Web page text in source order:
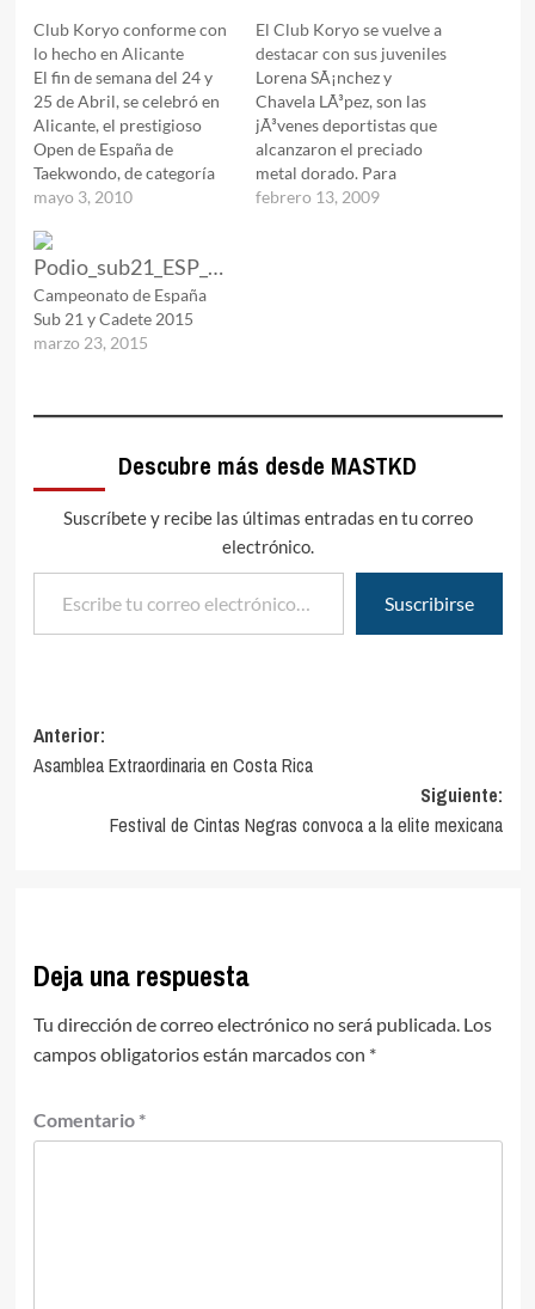
Club Koryo conforme con
lo hecho en Alicante
El fin de semana del 24 y
25 de Abril, se celebró en
Alicante, el prestigioso
Open de España de
Taekwondo, de categoría
(Clase A, Ranking de la
Taekwondo). La nota de
calidad la pusieron los
deportistas que se
desplazaron de otros
continentes destacando
mayo 3, 2010
El Club Koryo se vuelve a
destacar con sus juveniles
Lorena SÃ¡nchez y
Chavela LÃ³pez, son las
jÃ³venes deportistas que
alcanzaron el preciado
metal dorado. Para
Lorena, este oro la
febrero 13, 2009
Campeonato de España
Sub 21 y Cadete 2015
marzo 23, 2015
Descubre más desde MASTKD
Suscríbete y recibe las últimas entradas en tu correo
electrónico.
Escribe tu correo electrónico…
Suscribirse
Navegación
de
entradas
Anterior:
Asamblea Extraordinaria en Costa Rica
Siguiente:
Festival de Cintas Negras convoca a la elite mexicana
Deja una respuesta
Tu dirección de correo electrónico no será publicada. Los
campos obligatorios están marcados con *
Comentario *